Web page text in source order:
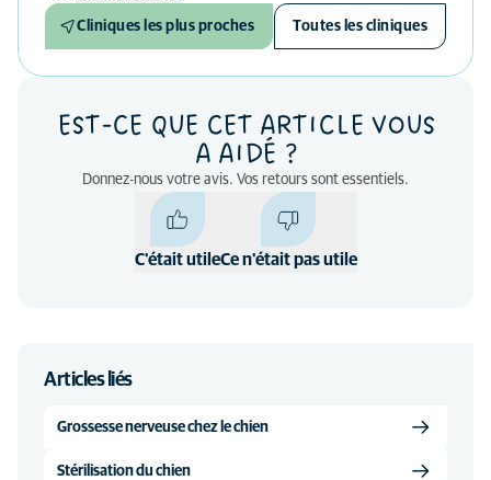
Cliniques les plus proches Toutes les cliniques
EST-CE QUE CET ARTICLE VOUS
A AIDÉ ?
Donnez-nous votre avis. Vos retours sont essentiels.
C'était utileCe n'était pas utile
Articles liés
Grossesse nerveuse chez le chien
Stérilisation du chien